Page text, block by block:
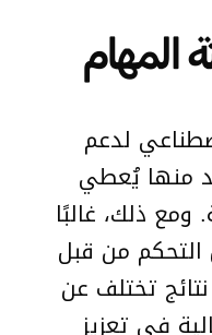
المهام
لدعم
منها يُعطي
ومع ذلك، غالبًا
من قبل
تختلف عن
في تعزيز